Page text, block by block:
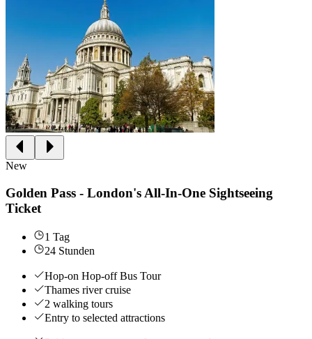
New
Golden Pass - London's All-In-One Sightseeing
Ticket
1 Tag
24 Stunden
Hop-on Hop-off Bus Tour
Thames river cruise
2 walking tours
Entry to selected attractions